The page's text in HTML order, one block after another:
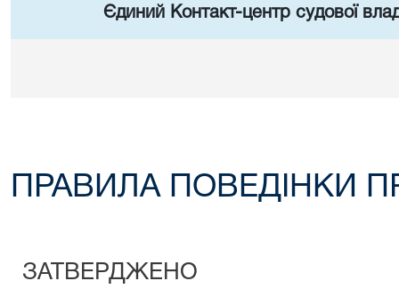
Єдиний Контакт-центр судової
ПРАВИЛА ПОВЕДІНКИ
ЗАТВЕРДЖЕНО